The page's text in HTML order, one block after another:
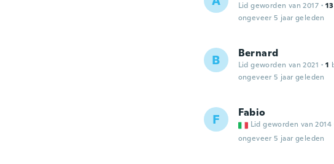
Lid geworden van 2017 · 13
ongeveer 5 jaar geleden
B Bernard
Lid geworden van 2021 · 1
ongeveer 5 jaar geleden
F Fabio
Lid geworden van 2014
ongeveer 5 jaar geleden